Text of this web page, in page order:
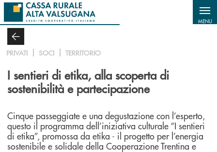
Salta al contenuto principale
MENU
PRIVATI SOCI TERRITORIO
I sentieri di etika, alla scoperta di
sostenibilità e partecipazione
Cinque passeggiate e una degustazione con l’esperto,
questo il programma dell’iniziativa culturale “I sentieri
di etika”, promossa da etika - il progetto per l’energia
sostenibile e solidale della Cooperazione Trentina e